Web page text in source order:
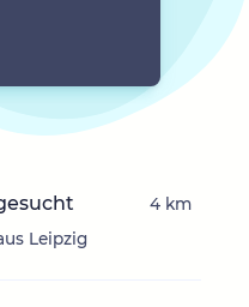
Leipzig
4 km